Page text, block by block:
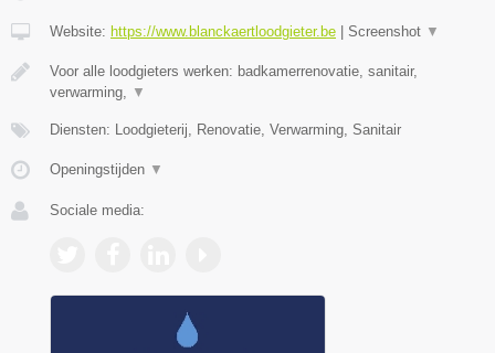
Website: https://www.blanckaertloodgieter.be Screenshot ▼
Voor alle loodgieters werken: badkamerrenovatie, sanitair,
verwarming,
▼
Diensten: Loodgieterij, Renovatie, Verwarming, Sanitair
Openingstijden ▼
Sociale media: